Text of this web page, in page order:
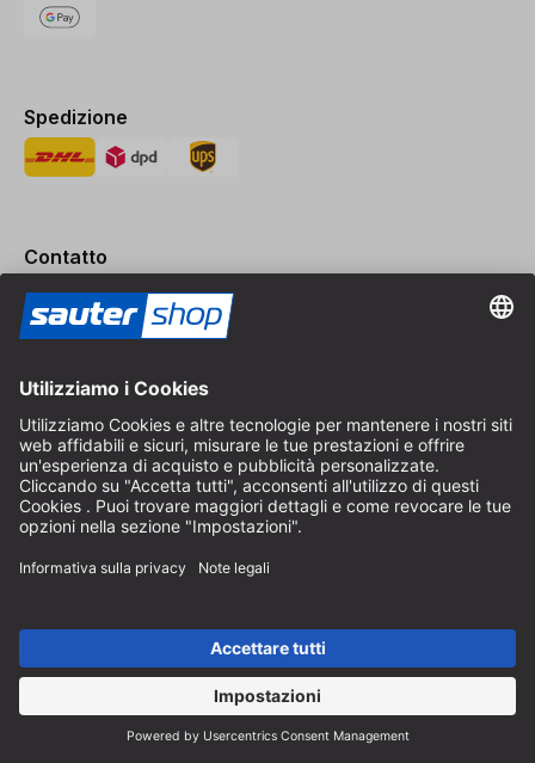
Spedizione
Contatto
+49 (0) 8152 92898-80
Linea di assistenza
+49 (0) 8152 92898-81
info@sautershop.com
Orari telefonici dal lunedì al venerdì
08:30 - 12:30 & 14:00 - 16:30
Negozio / Punto vendita
Arzbergerstraße 4
82211 Herrsching